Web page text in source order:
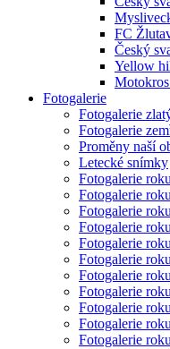
FC
Český
Yellow
Fotogalerie
Fotogalerie
Fotogalerie
Proměny naší
Letecké snímky
Fotogalerie
Fotogalerie
Fotogalerie
Fotogalerie
Fotogalerie
Fotogalerie
Fotogalerie
Fotogalerie
Fotogalerie
Fotogalerie
Fotogalerie